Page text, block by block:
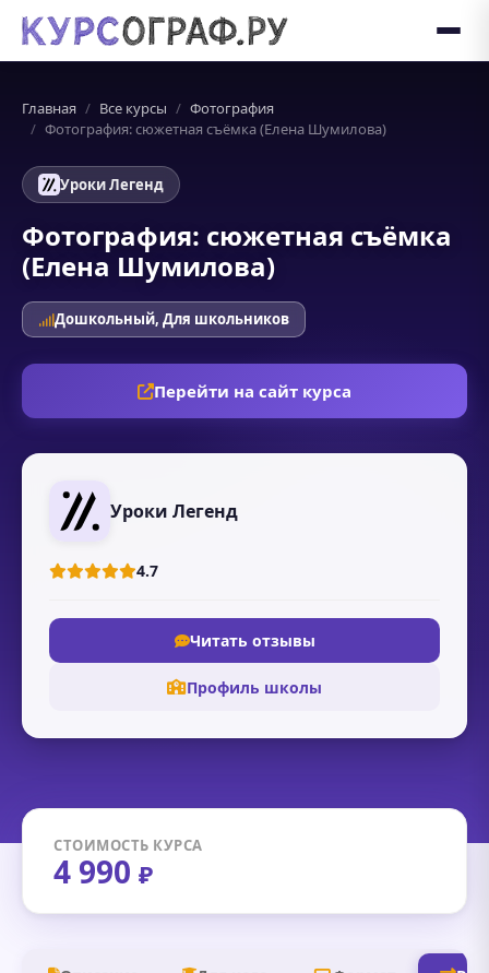
Главная Все курсы
Фотография
Фотография: сюжетная съёмка (Елена Шумилова)
Уроки Легенд
Фотография: сюжетная съёмка
(Елена Шумилова)
Дошкольный, Для школьников
Перейти на сайт курса
Уроки Легенд
4.7
Читать отзывы
Профиль школы
СТОИМОСТЬ КУРСА
4 990 ₽